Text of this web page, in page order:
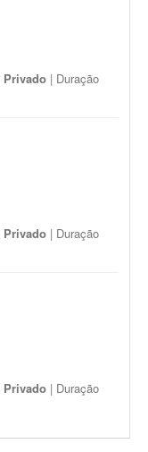
Privado | Duração
Privado | Duração
Privado | Duração